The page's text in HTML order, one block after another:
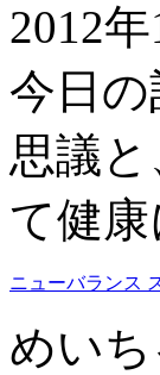
2012
今日
思議
て健
ニューバランス
めい